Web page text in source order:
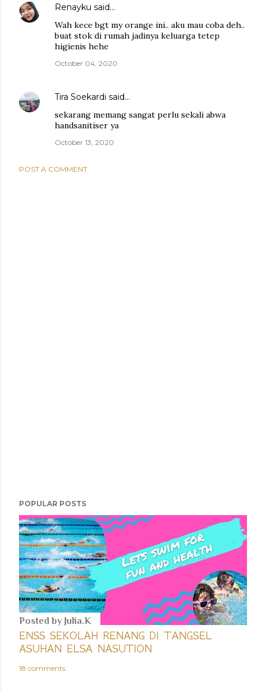
Renayku said…
Wah kece bgt my orange ini.. aku mau coba deh..
buat stok di rumah jadinya keluarga tetep
higienis hehe
October 04, 2020
Tira Soekardi said…
sekarang memang sangat perlu sekali abwa
handsanitiser ya
October 13, 2020
POST A COMMENT
POPULAR POSTS
Posted by Julia.K
ENSS SEKOLAH RENANG DI TANGSEL
ASUHAN ELSA NASUTION
18 comments